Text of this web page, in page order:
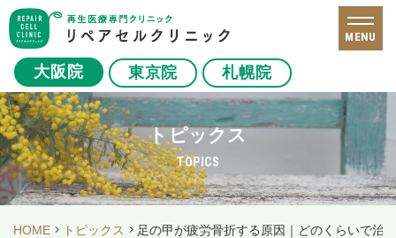
大阪院 東京院 札幌院
MENU
トピックス
TOPICS
HOME トピックス 足の甲が疲労骨折する原因｜どのくらいで治